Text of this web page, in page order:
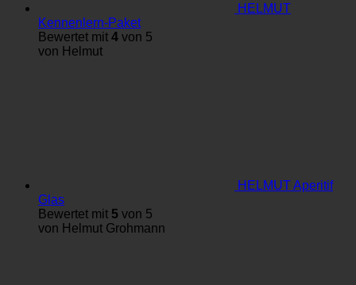
HELMUT
Kennenlern-Paket
Bewertet mit 4 von 5
von Helmut
HELMUT Aperitif
Glas
Bewertet mit 5 von 5
von Helmut Grohmann